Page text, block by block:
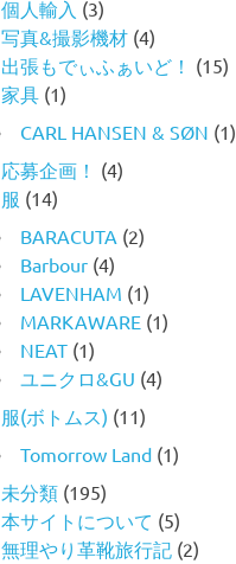
個人輸入 (3)
写真&撮影機材 (4)
出張もでぃふぁいど！ (15)
家具 (1)
CARL HANSEN & SØN (1)
応募企画！ (4)
服 (14)
BARACUTA (2)
Barbour (4)
LAVENHAM (1)
MARKAWARE (1)
NEAT (1)
ユニクロ&GU (4)
服(ボトムス) (11)
Tomorrow Land (1)
未分類 (195)
本サイトについて (5)
無理やり革靴旅行記 (2)